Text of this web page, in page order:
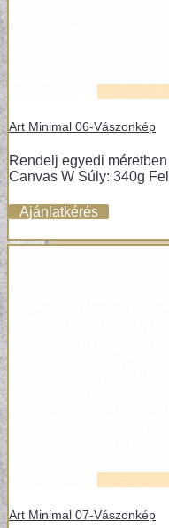
VINYL ÉS DESIGN
Art Minimal 06-Vászonkép
Rendelj egyedi
Canvas W Súly: 340g
Ajánlatkérés
Art Minimal 07-Vászonkép